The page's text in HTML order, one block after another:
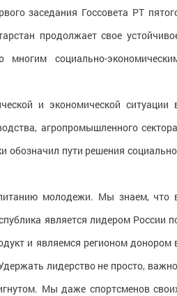
заседания Госсовета РТ
продолжает свое
социально-
и экономической ситуации
агропромышленного
обозначил пути решения
молодежи. Мы знаем, что
является лидером России
и являемся регионом донором
лидерство не просто,
Мы даже спортсменов